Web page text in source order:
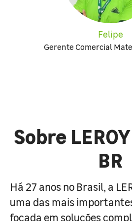
Felipe
Gerente Comercial
Sobre
BR
Há 27 anos no Brasil, a
uma das mais
focada em soluções